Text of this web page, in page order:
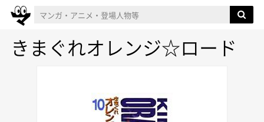
きまぐれオレンジ☆ロード